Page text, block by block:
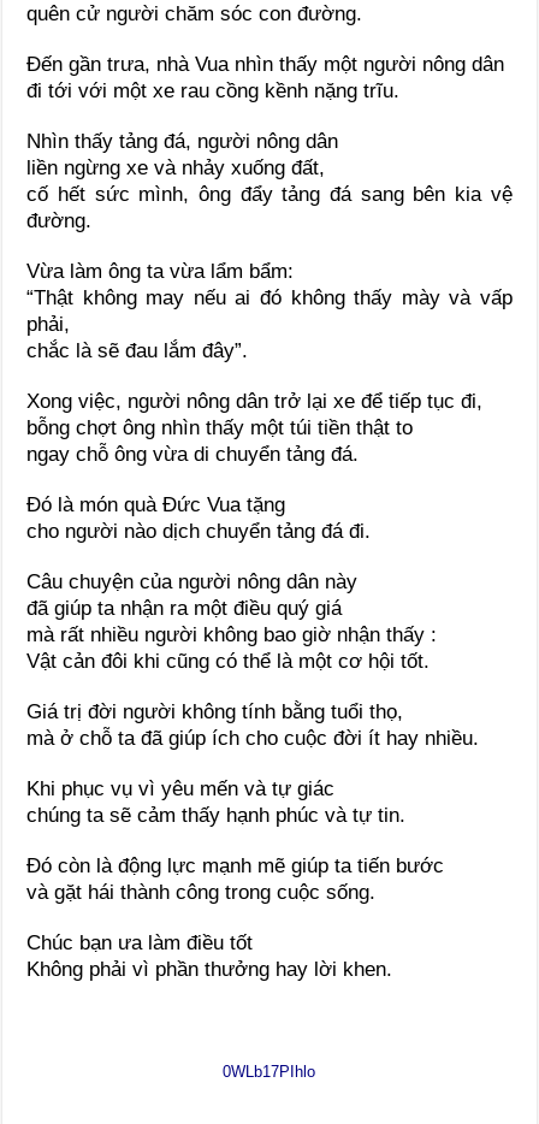
quên cử người chăm sóc con đường.
Đến gần trưa, nhà Vua nhìn thấy một người nông dân
đi tới với một xe rau cồng kềnh nặng trĩu.
Nhìn thấy tảng đá, người nông dân
liền ngừng xe và nhảy xuống đất,
cố hết sức mình, ông đẩy tảng đá sang bên kia vệ
đường.
Vừa làm ông ta vừa lẩm bẩm:
“Thật không may nếu ai đó không thấy mày và vấp
phải,
chắc là sẽ đau lắm đây”.
Xong việc, người nông dân trở lại xe để tiếp tục đi,
bỗng chợt ông nhìn thấy một túi tiền thật to
ngay chỗ ông vừa di chuyển tảng đá.
Đó là món quà Đức Vua tặng
cho người nào dịch chuyển tảng đá đi.
Câu chuyện của người nông dân này
đã giúp ta nhận ra một điều quý giá
mà rất nhiều người không bao giờ nhận thấy :
Vật cản đôi khi cũng có thể là một cơ hội tốt.
Giá trị đời người không tính bằng tuổi thọ,
mà ở chỗ ta đã giúp ích cho cuộc đời ít hay nhiều.
Khi phục vụ vì yêu mến và tự giác
chúng ta sẽ cảm thấy hạnh phúc và tự tin.
Đó còn là động lực mạnh mẽ giúp ta tiến bước
và gặt hái thành công trong cuộc sống.
Chúc bạn ưa làm điều tốt
Không phải vì phần thưởng hay lời khen.
0WLb17PIhlo